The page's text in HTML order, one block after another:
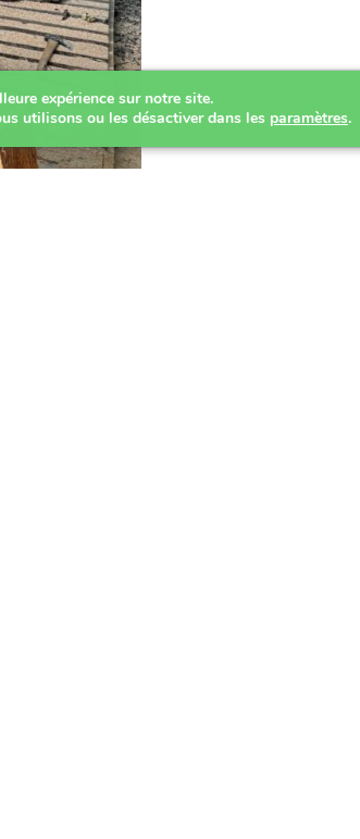
expérience sur notre site.
utilisons ou les désactiver dans les paramètres.